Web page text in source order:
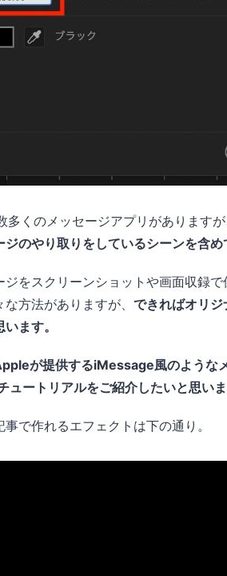
多くのメッセージアプリがあります
ジのやり取りをしているシーンを含
ジをスクリーンショットや画面収録
方法がありますが、 できればオリジ
ます。
が提供するiMessage風のような
ートリアルをご紹介したいと思いま
で作れるエフェクトは下の通り。